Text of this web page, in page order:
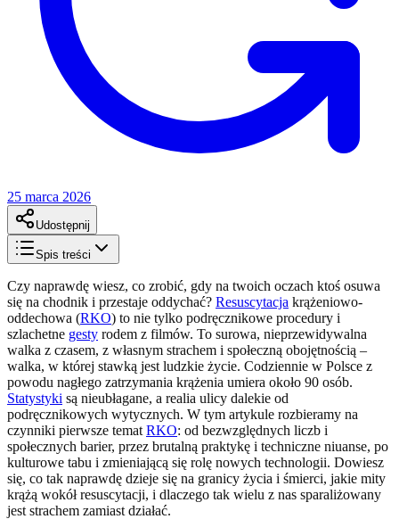
25 marca 2026
Udostępnij
Spis treści
Czy naprawdę wiesz, co zrobić, gdy na twoich oczach ktoś osuwa
się na chodnik i przestaje oddychać? Resuscytacja krążeniowo-
oddechowa (RKO) to nie tylko podręcznikowe procedury i
szlachetne gesty rodem z filmów. To surowa, nieprzewidywalna
walka z czasem, z własnym strachem i społeczną obojętnością –
walka, w której stawką jest ludzkie życie. Codziennie w Polsce z
powodu nagłego zatrzymania krążenia umiera około 90 osób.
Statystyki są nieubłagane, a realia ulicy dalekie od
podręcznikowych wytycznych. W tym artykule rozbieramy na
czynniki pierwsze temat RKO: od bezwzględnych liczb i
społecznych barier, przez brutalną praktykę i techniczne niuanse, po
kulturowe tabu i zmieniającą się rolę nowych technologii. Dowiesz
się, co tak naprawdę dzieje się na granicy życia i śmierci, jakie mity
krążą wokół resuscytacji, i dlaczego tak wielu z nas sparaliżowany
jest strachem zamiast działać.